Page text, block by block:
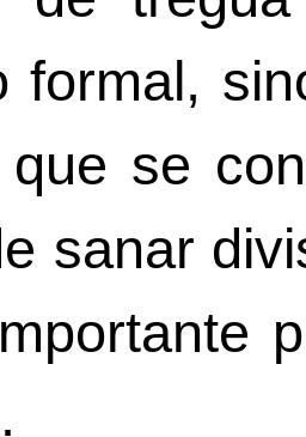
formal,
que se
sanar